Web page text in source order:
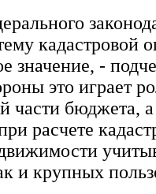
кадастровой
значение, -
это играет
части бюджета, а
расчете
и крупных